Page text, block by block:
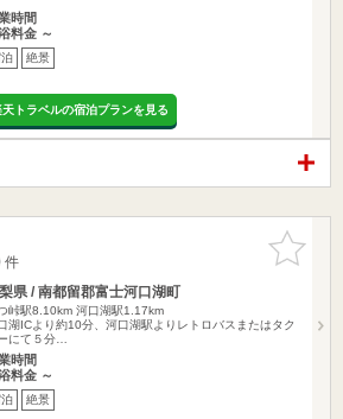
時間
料金 ～
絶景
天トラベルの宿泊プランを見る
お気に入
りに追加
件
県 / 南都留郡富士河口湖町
峠駅8.10km 河口湖駅1.17km
湖ICより約10分、河口湖駅よりレトロバスまたはタク
にて５分…
時間
料金 ～
絶景